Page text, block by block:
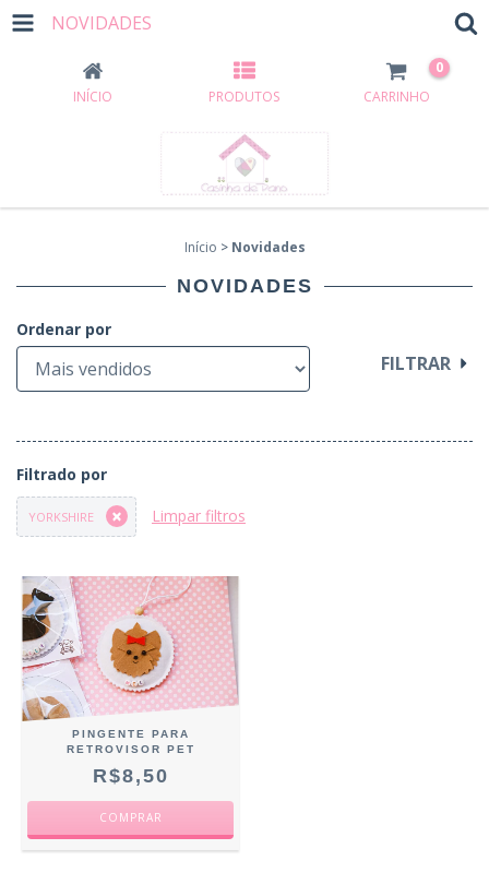
NOVIDADES
INÍCIO PRODUTOS CARRINHO
0
Início > Novidades
NOVIDADES
Ordenar por
FILTRAR
Filtrado por
YORKSHIRE Limpar filtros
PINGENTE PARA
RETROVISOR PET
R$8,50
COMPRAR